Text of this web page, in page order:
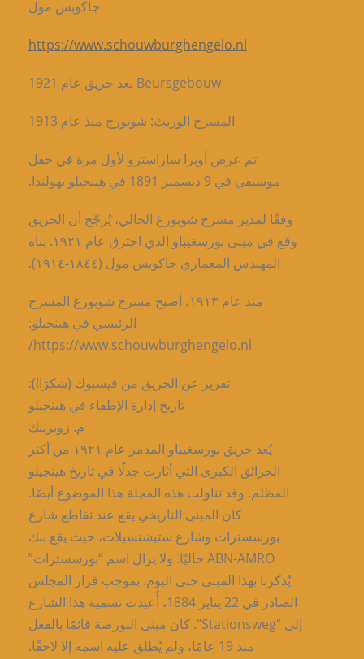
جاكوبس مول
https://www.schouwburghengelo.nl
Beursgebouw بعد حريق عام 1921
المسرح الوريث: شوبورج منذ عام 1913
تم عرض أوبرا ساراسترو لأول مرة في حفل
موسيقي في 9 ديسمبر 1891 في هينجيلو بهولندا.
وفقًا لمدير مسرح شوبورغ الحالي، يُرجّح أن الحريق
وقع في مبنى بورسغيباو الذي احترق عام ١٩٢١. بناه
المهندس المعماري جاكوبس مول (١٨٤٤-١٩١٤).
منذ عام ١٩١٣، أصبح مسرح شوبورغ المسرح
الرئيسي في هينجيلو:
https://www.schouwburghengelo.nl/
تقرير عن الحريق من فيسبوك (شكرًا!):
تاريخ إدارة الإطفاء في هينجيلو
م. زويرينك
يُعد حريق بورسغيباو المدمر عام ١٩٢١ من أكثر
الحرائق الكبرى التي أثارت جدلًا في تاريخ هينجيلو
المظلم. وقد تناولت هذه المجلة هذا الموضوع أيضًا.
كان المبنى التاريخي يقع عند تقاطع شارع
بورسسترات وشارع ستيشنسبلات، حيث يقع بنك
ABN-AMRO حاليًا. ولا يزال اسم “بورسسترات”
يُذكرنا بهذا المبنى حتى اليوم. بموجب قرار المجلس
الصادر في 22 يناير 1884، أُعيدت تسمية هذا الشارع
إلى “Stationsweg”. كان مبنى البورصة قائمًا بالفعل
منذ 19 عامًا، ولم يُطلق عليه اسمه إلا لاحقًا.